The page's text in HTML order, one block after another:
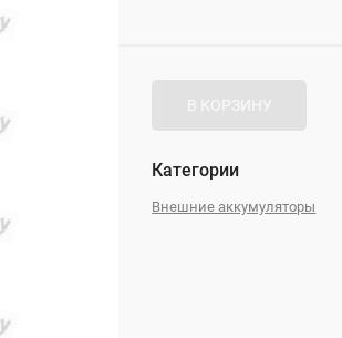
В КОРЗИНУ
Категории
Внешние аккумуляторы